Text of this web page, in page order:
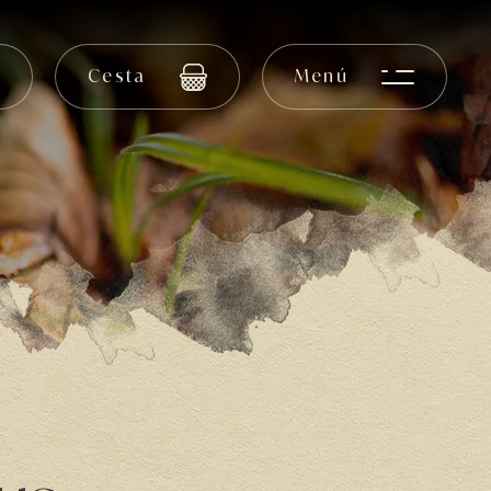
Cesta Menú